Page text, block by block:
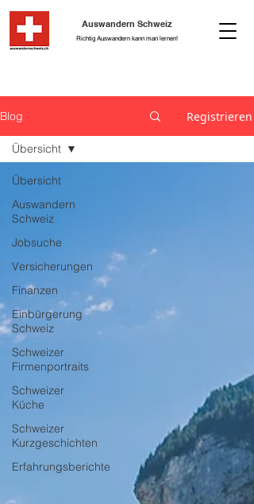
Richtig Auswandern kann man lernen!
Auswandern Schweiz
Blog Registrieren
Übersicht
Auswandern
Schweiz
Jobsuche
Versicherungen
Finanzen
Einbürgerung
Schweiz
Schweizer
Firmenportraits
Schweizer
Küche
Schweizer
Kurzgeschichten
Erfahrungsberichte
Übersicht